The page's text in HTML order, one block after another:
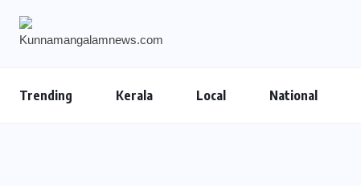
Trending Kerala Local National